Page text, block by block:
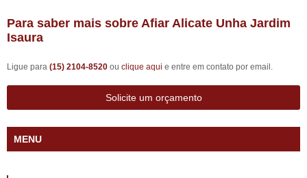
Para saber mais sobre Afiar Alicate Unha Jardim
Isaura
Ligue para (15) 2104-8520 ou clique aqui e entre em contato por email.
Solicite um orçamento
MENU